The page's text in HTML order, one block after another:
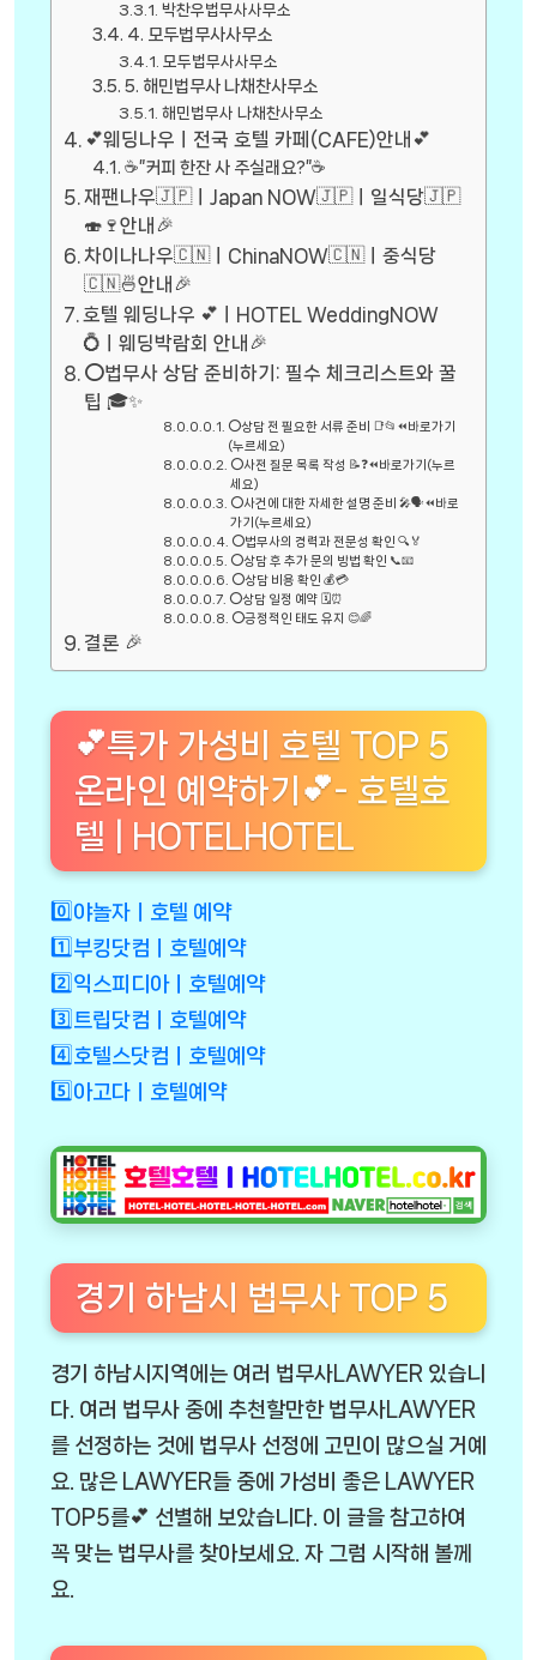
박찬우법무사사무소
4. 모두법무사사무소
모두법무사사무소
5. 해민법무사 나채찬사무소
해민법무사 나채찬사무소
💕웨딩나우ㅣ전국 호텔 카페(CAFE)안내💕
☕”커피 한잔 사 주실래요?”☕
재팬나우🇯🇵ㅣJapan NOW🇯🇵ㅣ일식당🇯🇵
🍣🍷안내🎉
차이나나우🇨🇳ㅣChinaNOW🇨🇳ㅣ중식당
🇨🇳🍜안내🎉
호텔 웨딩나우 💕ㅣHOTEL WeddingNOW
💍ㅣ웨딩박람회 안내🎉
⭕법무사 상담 준비하기: 필수 체크리스트와 꿀
팁 🎓✨
⭕상담 전 필요한 서류 준비 📑📂⏪바로가기
(누르세요)
⭕사전 질문 목록 작성 📝❓⏪바로가기(누르
세요)
⭕사건에 대한 자세한 설명 준비 🎤🗣️⏪바로
가기(누르세요)
⭕법무사의 경력과 전문성 확인 🔍🏅
⭕상담 후 추가 문의 방법 확인 📞📧
⭕상담 비용 확인 💰💳
⭕상담 일정 예약 🗓️⏰
⭕긍정적인 태도 유지 😊🌈
결론 🎉
💕특가 가성비 호텔 TOP 5
온라인 예약하기💕- 호텔호
텔 | HOTELHOTEL
0️⃣야놀자ㅣ호텔 예약
1️⃣부킹닷컴ㅣ호텔예약
2️⃣익스피디아ㅣ호텔예약
3️⃣트립닷컴ㅣ호텔예약
4️⃣호텔스닷컴ㅣ호텔예약
5️⃣아고다ㅣ호텔예약
경기 하남시 법무사 TOP 5
경기 하남시지역에는 여러 법무사LAWYER 있습니
다. 여러 법무사 중에 추천할만한 법무사LAWYER
를 선정하는 것에 법무사 선정에 고민이 많으실 거예
요. 많은 LAWYER들 중에 가성비 좋은 LAWYER
TOP5를💕 선별해 보았습니다. 이 글을 참고하여
꼭 맞는 법무사를 찾아보세요. 자 그럼 시작해 볼께
요.